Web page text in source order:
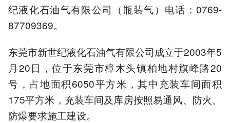
纪液化石油气有限公司（瓶装气）电话：0769-
87709369。
东莞市新世纪液化石油气有限公司成立于2003年5
月20日，位于东莞市樟木头镇柏地村旗峰路20
号，占地面积6050平方米，其中充装车间面积
175平方米，充装车间及库房按照易通风、防火、
防爆要求施工建设。